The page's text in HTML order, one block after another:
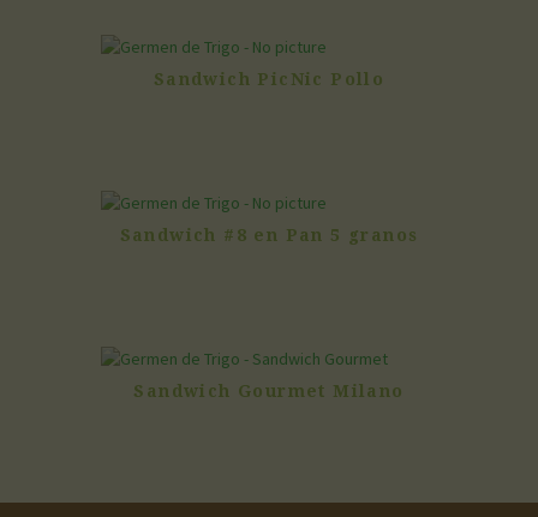
Sandwich PicNic Pollo
Sandwich #8 en Pan 5 granos
Sandwich Gourmet Milano